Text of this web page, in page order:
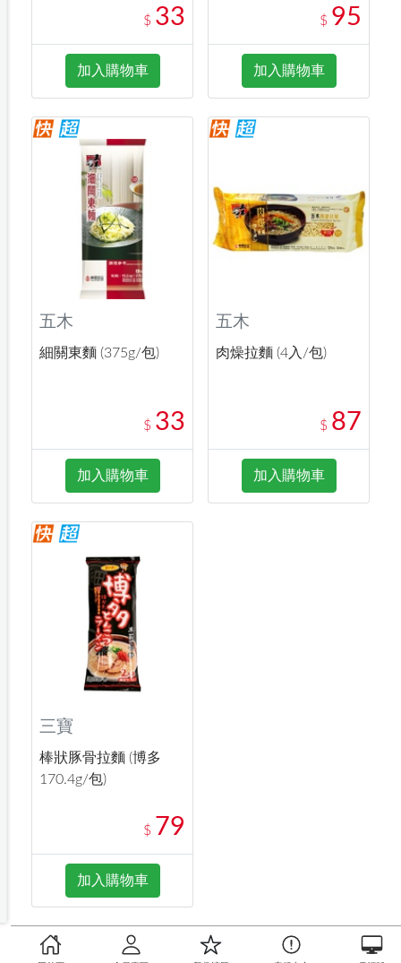
$ 33
加入購物車
$ 95
加入購物車
五木
細關東麵 (375g/包)
$ 33
加入購物車
五木
肉燥拉麵 (4入/包)
$ 87
加入購物車
三寶
棒狀豚骨拉麵 (博多
170.4g/包)
$ 79
加入購物車